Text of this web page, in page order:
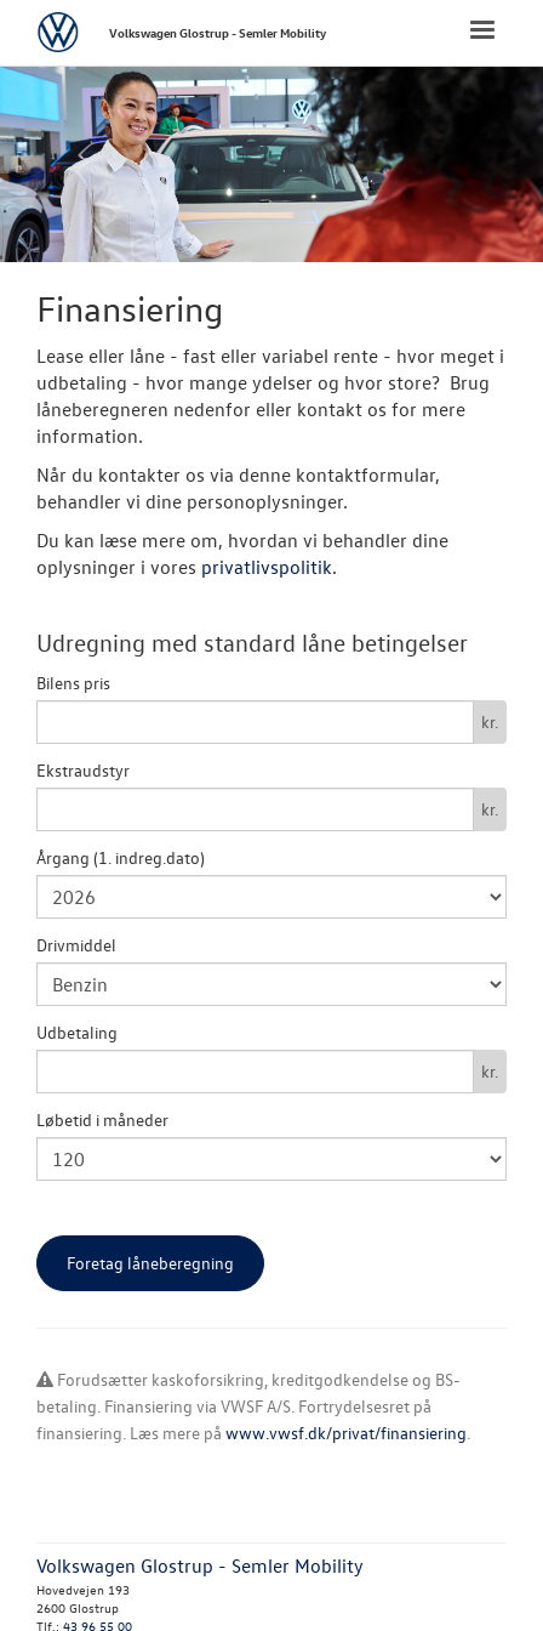
FORSIDE
NYE
NYE VAREBILER
Finansiering
SKADECENTER
TILBEHØR
NYHEDER
Toggle
VolkswagenVolkswagen Glostrup - Semler Mobility
Finansiering
Lease eller låne - fast eller variabel rente - hvor meget i
udbetaling - hvor mange ydelser og hvor store? Brug
låneberegneren nedenfor eller kontakt os for mere
information.
Når du kontakter os via denne kontaktformular,
behandler vi dine personoplysninger.
Du kan læse mere om, hvordan vi behandler dine
oplysninger i vores privatlivspolitik.
Udregning med standard låne betingelser
Bilens pris
kr.
Ekstraudstyr
kr.
Årgang (1. indreg.dato)
Drivmiddel
Udbetaling
kr.
Løbetid i måneder
Forudsætter kaskoforsikring, kreditgodkendelse og BS-
betaling. Finansiering via VWSF A/S. Fortrydelsesret på
finansiering. Læs mere på www.vwsf.dk/privat/finansiering
Volkswagen Glostrup - Semler Mobility
Hovedvejen 193
2600 Glostrup
Tlf.: 43 96 55 00